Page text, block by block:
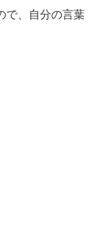
で、自分の言葉